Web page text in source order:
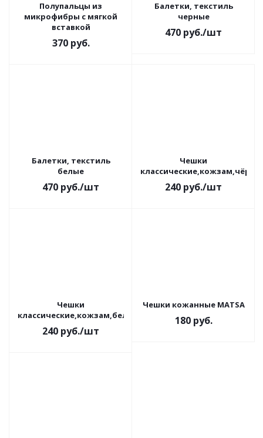
Полупальцы из
микрофибры с мягкой
вставкой
370руб.
Балетки, текстиль
черные
470 руб./шт
Балетки, текстиль
белые
470 руб./шт
Чешки
240 руб./шт
Чешки
классические,кожзам,белые
240 руб./шт
Чешки кожанные MATSA
180руб.